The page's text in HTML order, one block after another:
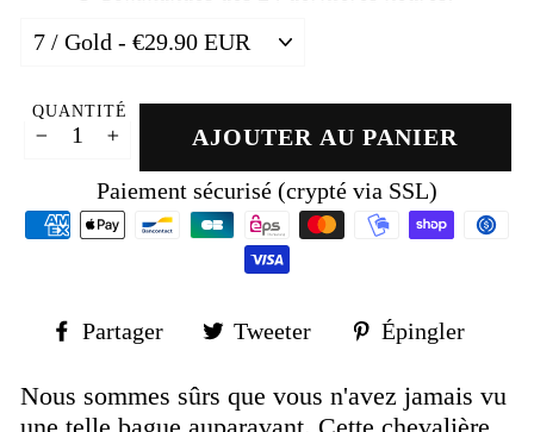
QUANTITÉ
AJOUTER AU PANIER
Paiement sécurisé (crypté via SSL)
Partager
Partager
Facebook
Tweeter
Tweeter
Twitter
Épingler
Nous sommes sûrs que vous n'avez jamais vu